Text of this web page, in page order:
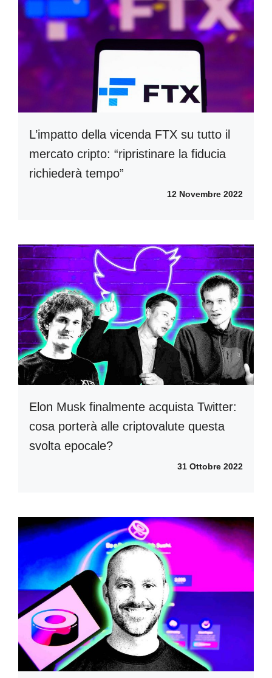
L’impatto della vicenda FTX su tutto il
mercato cripto: “ripristinare la fiducia
richiederà tempo”
12 Novembre 2022
Elon Musk finalmente acquista Twitter:
cosa porterà alle criptovalute questa
svolta epocale?
31 Ottobre 2022